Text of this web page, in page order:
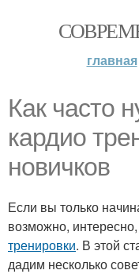
главная
Как часто
кардио
новичков
Если вы только
возможно, интересно,
тренировки. В этой
дадим несколько